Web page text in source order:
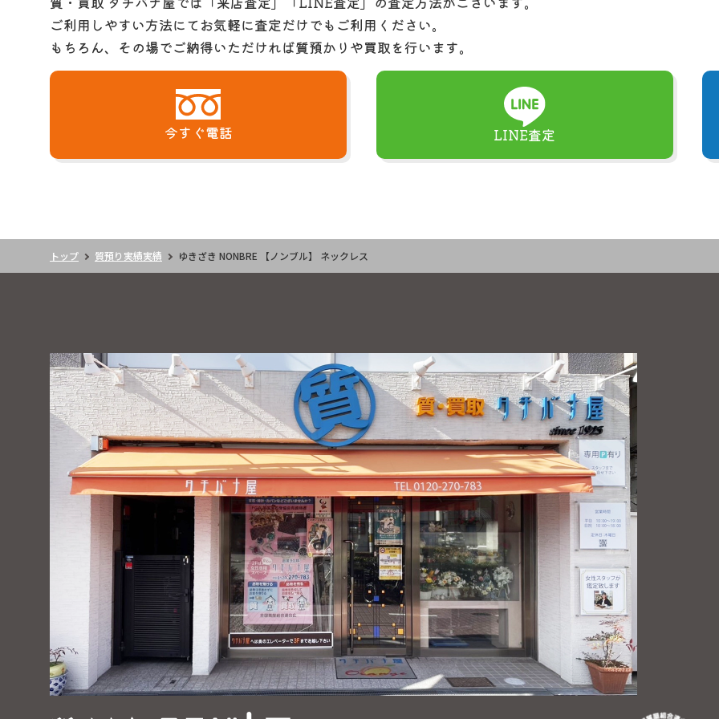
ご利用しやすい方法にてお気軽に査定だけでもご利用ください。
もちろん、その場でご納得いただければ質預かりや買取を行います。
今すぐ電話 LINE査定
トップ 質預り実績実績 ゆきざき NONBRE 【ノンブル】 ネックレス